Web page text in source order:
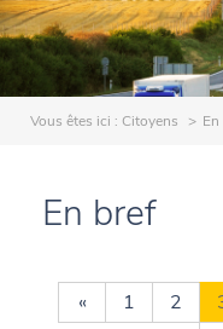
Vous êtes ici : Citoyens
En bref
« 1 2